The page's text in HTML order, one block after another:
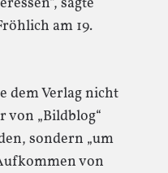
am 19.
dem Verlag nicht
von „Bildblog“
sondern „um
von